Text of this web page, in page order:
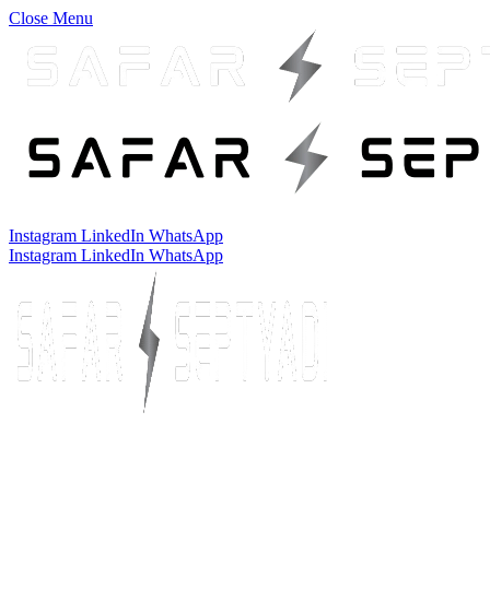
Close Menu
Instagram LinkedIn WhatsApp
Instagram LinkedIn WhatsApp